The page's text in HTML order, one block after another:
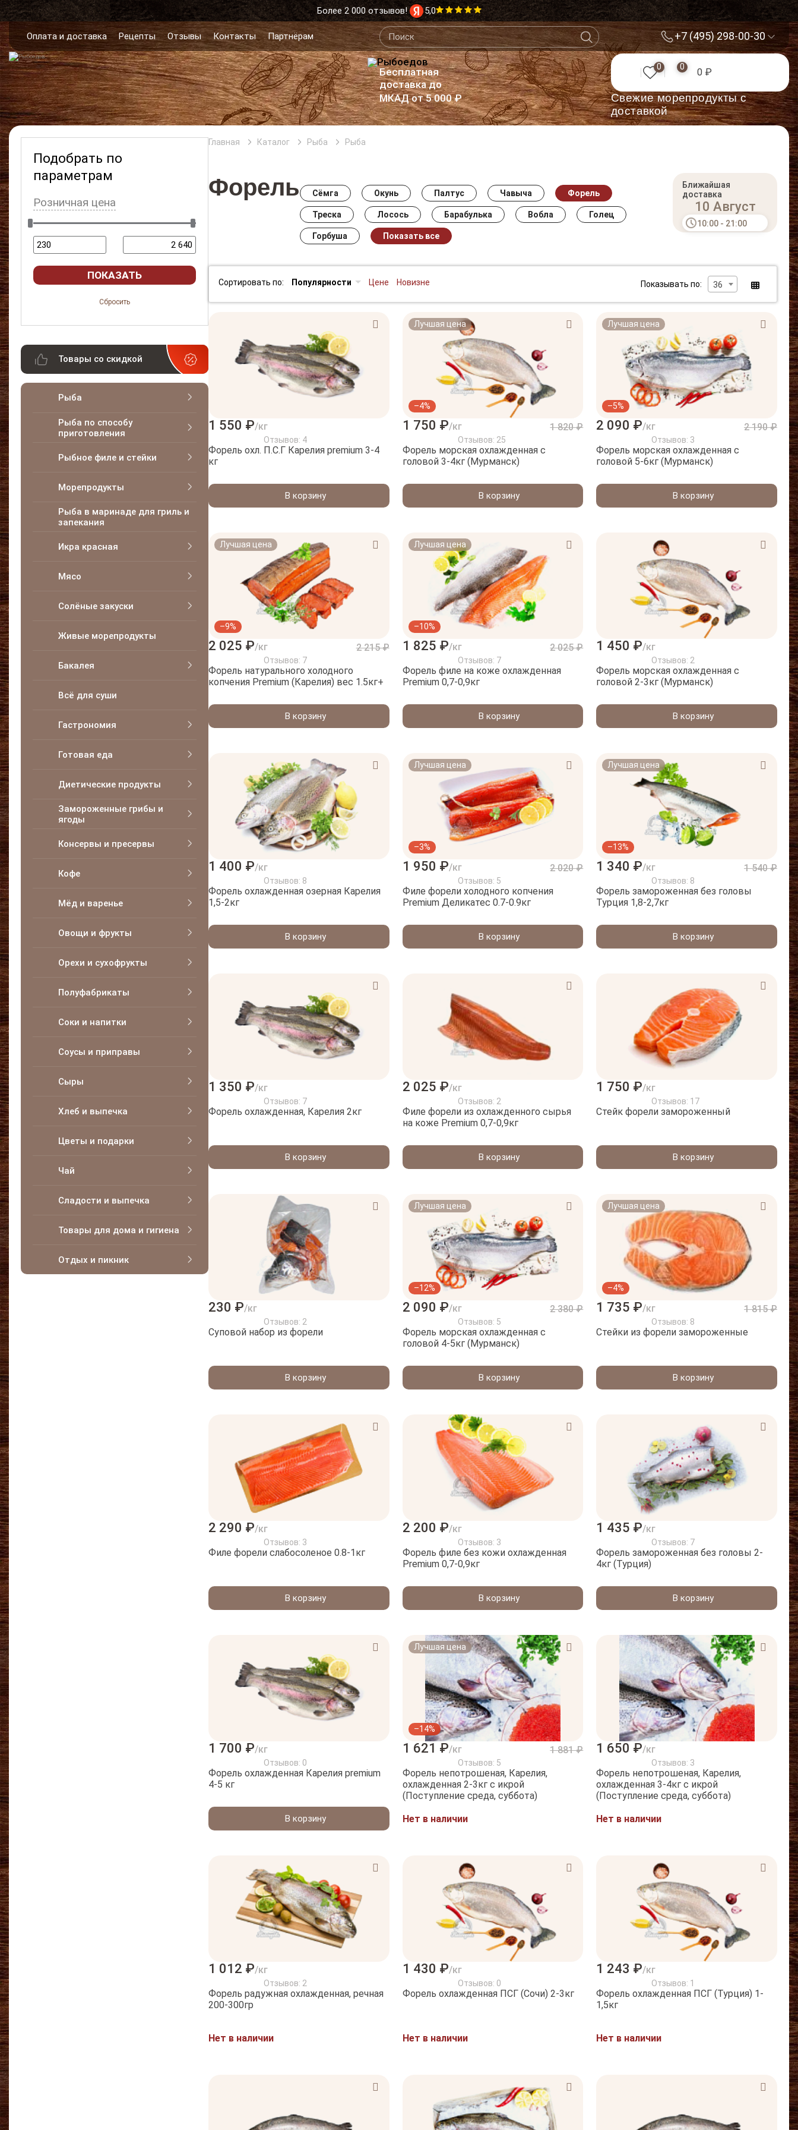
Более 2 000 отзывов! 5,0
Оплата и доставка Рецепты Отзывы Контакты Партнёрам +7 (495) 298-00-30
Бесплатная
доставка до
МКАД от 5 000 ₽
0 0 0 ₽
Cвежие морепродукты с
доставкой
Подобрать по
параметрам
Розничная цена
Товары со скидкой
Рыба
Рыба по способу
приготовления
Рыбное филе и стейки
Морепродукты
Рыба в маринаде для гриль и
запекания
Икра красная
Мясо
Солёные закуски
Живые морепродукты
Бакалея
Всё для суши
Гастрономия
Готовая еда
Диетические продукты
Замороженные грибы и
ягоды
Консервы и пресервы
Кофе
Мёд и варенье
Овощи и фрукты
Орехи и сухофрукты
Полуфабрикаты
Соки и напитки
Соусы и приправы
Сыры
Хлеб и выпечка
Цветы и подарки
Чай
Сладости и выпечка
Товары для дома и гигиена
Отдых и пикник
Главная Каталог Рыба Рыба
Форель Сёмга Окунь Палтус Чавыча Форель
Треска Лосось Барабулька Вобла Голец
Горбуша Показать все
Ближайшая
доставка
10 Август
10:00 - 21:00
Сортировать по: Популярности Цене Новизне Показывать по: 36
1 550 ₽/кг
Отзывов: 4
Форель охл. П.С.Г Карелия premium 3-4
кг
В корзину
Лучшая цена
–4%
1 750 ₽/кг 1 820 ₽
Отзывов: 25
Форель морская охлажденная с
головой 3-4кг (Мурманск)
В корзину
Лучшая цена
–5%
2 090 ₽/кг 2 190 ₽
Отзывов: 3
Форель морская охлажденная с
головой 5-6кг (Мурманск)
В корзину
Лучшая цена
–9%
2 025 ₽/кг 2 215 ₽
Отзывов: 7
Форель натурального холодного
копчения Premium (Карелия) вес 1.5кг+
В корзину
Лучшая цена
–10%
1 825 ₽/кг 2 025 ₽
Отзывов: 7
Форель филе на коже охлажденная
Premium 0,7-0,9кг
В корзину
1 450 ₽/кг
Отзывов: 2
Форель морская охлажденная с
головой 2-3кг (Мурманск)
В корзину
1 400 ₽/кг
Отзывов: 8
Форель охлажденная озерная Карелия
1,5-2кг
В корзину
Лучшая цена
–3%
1 950 ₽/кг 2 020 ₽
Отзывов: 5
Филе форели холодного копчения
Premium Деликатес 0.7-0.9кг
В корзину
Лучшая цена
–13%
1 340 ₽/кг 1 540 ₽
Отзывов: 8
Форель замороженная без головы
Турция 1,8-2,7кг
В корзину
1 350 ₽/кг
Отзывов: 7
Форель охлажденная, Карелия 2кг
В корзину
2 025 ₽/кг
Отзывов: 2
Филе форели из охлажденного сырья
на коже Premium 0,7-0,9кг
В корзину
1 750 ₽/кг
Отзывов: 17
Стейк форели замороженный
В корзину
230 ₽/кг
Отзывов: 2
Суповой набор из форели
В корзину
Лучшая цена
–12%
2 090 ₽/кг 2 380 ₽
Отзывов: 5
Форель морская охлажденная с
головой 4-5кг (Мурманск)
В корзину
Лучшая цена
–4%
1 735 ₽/кг 1 815 ₽
Отзывов: 8
Стейки из форели замороженные
В корзину
2 290 ₽/кг
Отзывов: 3
Филе форели слабосоленое 0.8-1кг
В корзину
2 200 ₽/кг
Отзывов: 3
Форель филе без кожи охлажденная
Premium 0,7-0,9кг
В корзину
1 435 ₽/кг
Отзывов: 7
Форель замороженная без головы 2-
4кг (Турция)
В корзину
1 700 ₽/кг
Отзывов: 0
Форель охлажденная Карелия premium
4-5 кг
В корзину
Лучшая цена
–14%
1 621 ₽/кг 1 881 ₽
Отзывов: 5
Форель непотрошеная, Карелия,
охлажденная 2-3кг с икрой
(Поступление среда, суббота)
Нет в наличии
1 650 ₽/кг
Отзывов: 3
Форель непотрошеная, Карелия,
охлажденная 3-4кг с икрой
(Поступление среда, суббота)
Нет в наличии
1 012 ₽/кг
Отзывов: 2
Форель радужная охлажденная, речная
200-300гр
Нет в наличии
1 430 ₽/кг
Отзывов: 0
Форель охлажденная ПСГ (Сочи) 2-3кг
Нет в наличии
1 243 ₽/кг
Отзывов: 1
Форель охлажденная ПСГ (Турция) 1-
1,5кг
Нет в наличии